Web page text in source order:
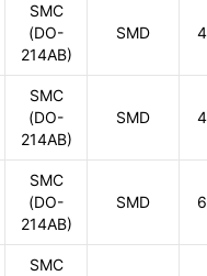
SMC
(DO-
214AB)
SMD
SMC
(DO-
214AB)
SMD
SMC
(DO-
214AB)
SMD
SMC